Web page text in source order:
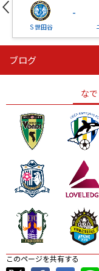
Ｓ世田谷
-
ニッパツ
ニッパツ
ブログ
な
このページを共有する